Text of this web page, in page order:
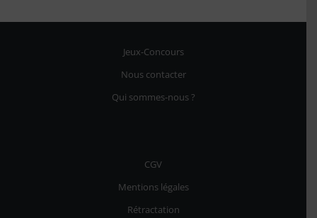
à
Jeux-Concours
Nous contacter
Qui sommes-nous ?
CGV
Mentions légales
Rétractation